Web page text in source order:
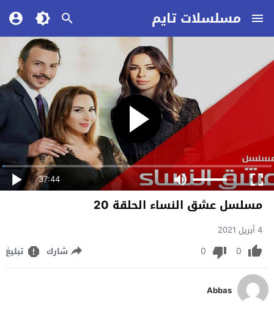
مسلسلات تايم
37:44
مسلسل عشق النساء الحلقة 20
4 أبريل 2021
0
0 شارك تبليغ
Abbas